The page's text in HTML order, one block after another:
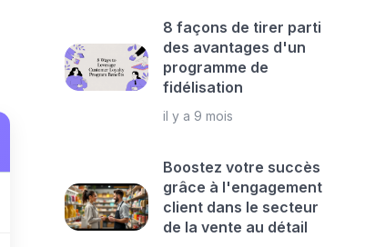
8 façons de tirer parti
des avantages d'un
programme de
fidélisation
il y a 9 mois
Boostez votre succès
grâce à l'engagement
client dans le secteur
de la vente au détail